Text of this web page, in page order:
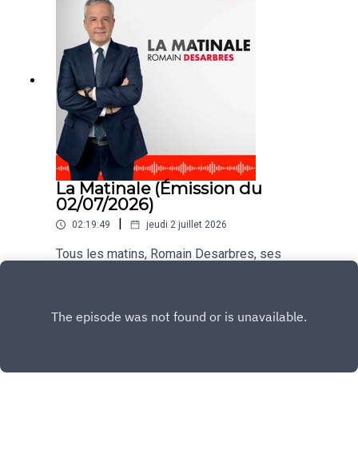
La Matinale (Émission du
02/07/2026)
02:19:49 jeudi 2 juillet 2026
Tous les matins, Romain Desarbres, ses